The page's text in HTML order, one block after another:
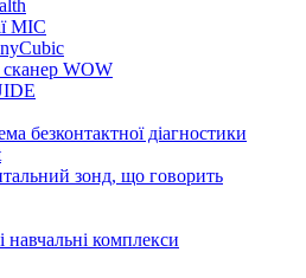
МІС
сканер WOW
безконтактної діагностики
зонд, що говорить
навчальні комплекси